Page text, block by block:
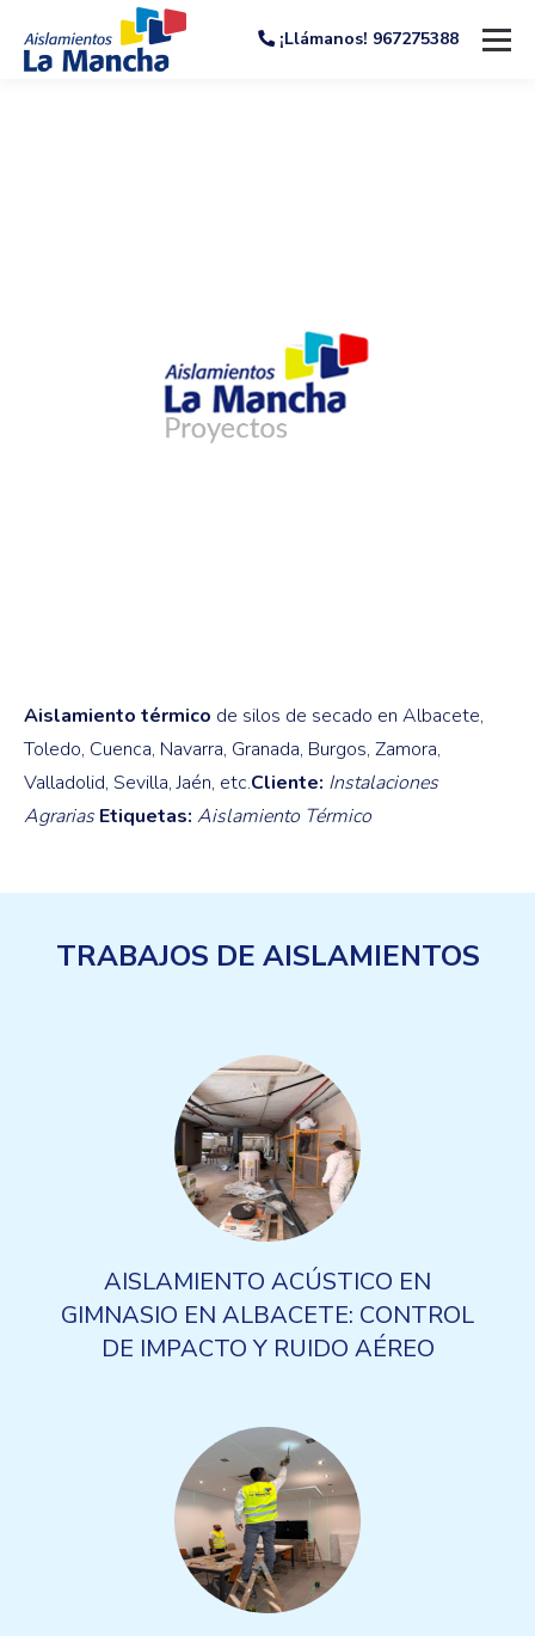
¡Llámanos! 967275388
Aislamiento térmico de silos de secado en Albacete,
Toledo, Cuenca, Navarra, Granada, Burgos, Zamora,
Valladolid, Sevilla, Jaén, etc.Cliente: Instalaciones
Agrarias Etiquetas: Aislamiento Térmico
TRABAJOS DE AISLAMIENTOS
AISLAMIENTO ACÚSTICO EN
GIMNASIO EN ALBACETE: CONTROL
DE IMPACTO Y RUIDO AÉREO